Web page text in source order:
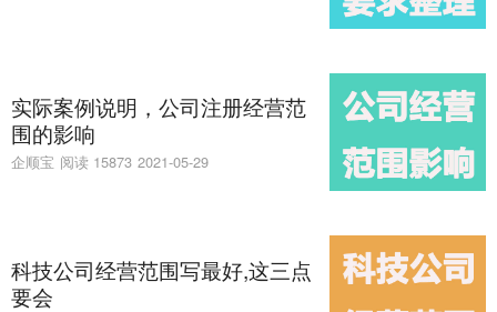
实际案例说明，公司注册经营范
围的影响
企顺宝 阅读 15873 2021-05-29
科技公司经营范围写最好,这三点
要会